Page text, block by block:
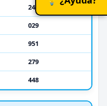
240
029
951
279
448